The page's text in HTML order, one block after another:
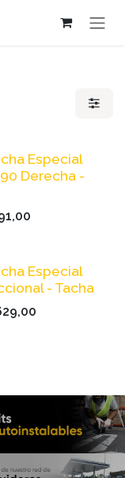
Especial
Derecha -
Especial
- Tacha